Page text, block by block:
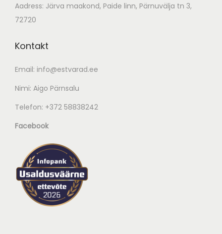
Aadress: Järva maakond, Paide linn, Pärnuvälja tn 3,
72720
Kontakt
Email: info@estvarad.ee
Nimi: Aigo Pärnsalu
Telefon: +372 58838242
Facebook